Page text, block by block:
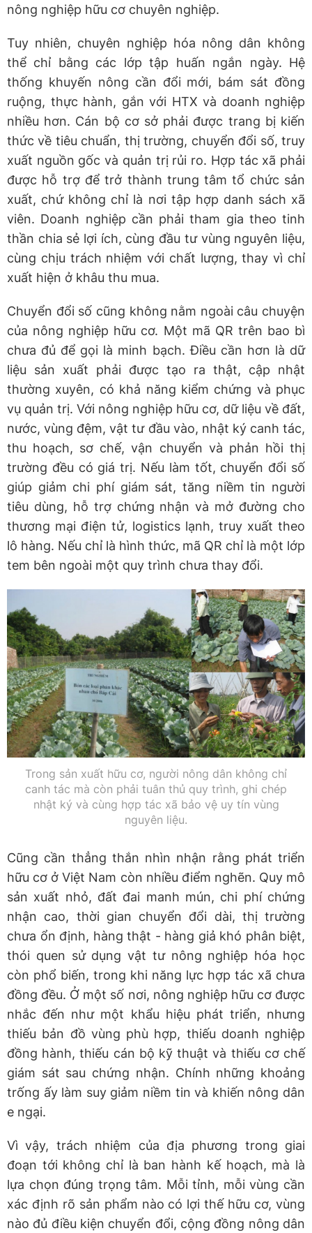
nông nghiệp hữu cơ chuyên nghiệp.
Tuy nhiên, chuyên nghiệp hóa nông dân không
thể chỉ bằng các lớp tập huấn ngắn ngày. Hệ
thống khuyến nông cần đổi mới, bám sát đồng
ruộng, thực hành, gắn với HTX và doanh nghiệp
nhiều hơn. Cán bộ cơ sở phải được trang bị kiến
thức về tiêu chuẩn, thị trường, chuyển đổi số, truy
xuất nguồn gốc và quản trị rủi ro. Hợp tác xã phải
được hỗ trợ để trở thành trung tâm tổ chức sản
xuất, chứ không chỉ là nơi tập hợp danh sách xã
viên. Doanh nghiệp cần phải tham gia theo tinh
thần chia sẻ lợi ích, cùng đầu tư vùng nguyên liệu,
cùng chịu trách nhiệm với chất lượng, thay vì chỉ
xuất hiện ở khâu thu mua.
Chuyển đổi số cũng không nằm ngoài câu chuyện
của nông nghiệp hữu cơ. Một mã QR trên bao bì
chưa đủ để gọi là minh bạch. Điều cần hơn là dữ
liệu sản xuất phải được tạo ra thật, cập nhật
thường xuyên, có khả năng kiểm chứng và phục
vụ quản trị. Với nông nghiệp hữu cơ, dữ liệu về đất,
nước, vùng đệm, vật tư đầu vào, nhật ký canh tác,
thu hoạch, sơ chế, vận chuyển và phản hồi thị
trường đều có giá trị. Nếu làm tốt, chuyển đổi số
giúp giảm chi phí giám sát, tăng niềm tin người
tiêu dùng, hỗ trợ chứng nhận và mở đường cho
thương mại điện tử, logistics lạnh, truy xuất theo
lô hàng. Nếu chỉ là hình thức, mã QR chỉ là một lớp
tem bên ngoài một quy trình chưa thay đổi.
Trong sản xuất hữu cơ, người nông dân không chỉ
canh tác mà còn phải tuân thủ quy trình, ghi chép
nhật ký và cùng hợp tác xã bảo vệ uy tín vùng
nguyên liệu.
Cũng cần thẳng thắn nhìn nhận rằng phát triển
hữu cơ ở Việt Nam còn nhiều điểm nghẽn. Quy mô
sản xuất nhỏ, đất đai manh mún, chi phí chứng
nhận cao, thời gian chuyển đổi dài, thị trường
chưa ổn định, hàng thật - hàng giả khó phân biệt,
thói quen sử dụng vật tư nông nghiệp hóa học
còn phổ biến, trong khi năng lực hợp tác xã chưa
đồng đều. Ở một số nơi, nông nghiệp hữu cơ được
nhắc đến như một khẩu hiệu phát triển, nhưng
thiếu bản đồ vùng phù hợp, thiếu doanh nghiệp
đồng hành, thiếu cán bộ kỹ thuật và thiếu cơ chế
giám sát sau chứng nhận. Chính những khoảng
trống ấy làm suy giảm niềm tin và khiến nông dân
e ngại.
Vì vậy, trách nhiệm của địa phương trong giai
đoạn tới không chỉ là ban hành kế hoạch, mà là
lựa chọn đúng trọng tâm. Mỗi tỉnh, mỗi vùng cần
xác định rõ sản phẩm nào có lợi thế hữu cơ, vùng
nào đủ điều kiện chuyển đổi, cộng đồng nông dân